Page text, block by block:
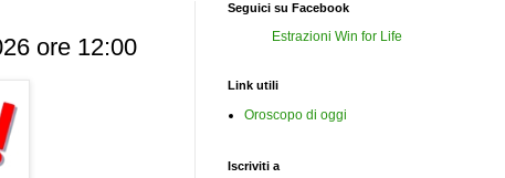
ore 12:00
Seguici su Facebook
Estrazioni Win for Life
Link utili
Oroscopo di oggi
Iscriviti a